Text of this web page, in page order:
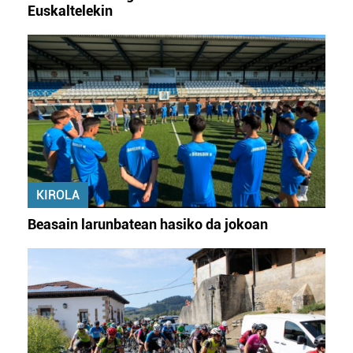
Euskaltelekin
KIROLA
Beasain larunbatean hasiko da jokoan